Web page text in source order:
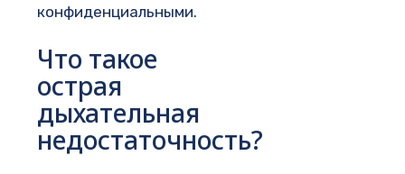
конфиденциальными.
Что такое
острая
дыхательная
недостаточность?